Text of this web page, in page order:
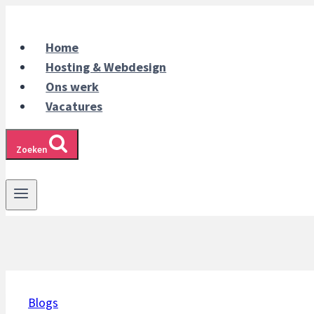
inhoud
Home
Hosting & Webdesign
Ons werk
Vacatures
Zoeken
Blogs